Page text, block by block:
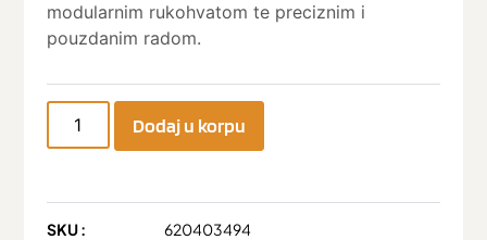
modularnim rukohvatom te preciznim i
pouzdanim radom.
Dodaj u korpu
SKU :
620403494